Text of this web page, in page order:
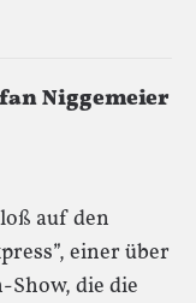
Niggemeier
auf den
einer über
die die